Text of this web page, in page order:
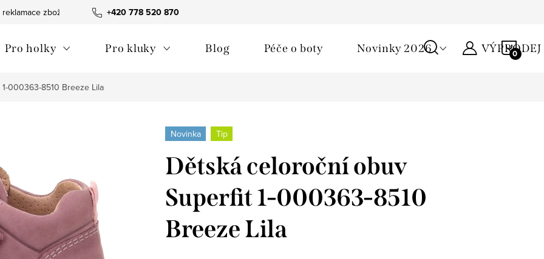
+420 778 520 870
zboží Obchodní podmínky
Pro holky Pro kluky Blog Péče o boty Novinky 2026 VÝPRODEJ
000363-8510 Breeze Lila
Novinka Tip
Dětská celoroční obuv
Superfit 1-000363-8510
Breeze Lila